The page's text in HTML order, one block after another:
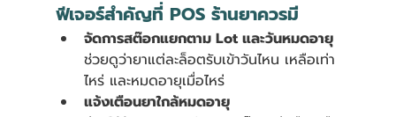
ฟีเจอร์สำคัญที่ POS ร้านยาควรมี
จัดการสต๊อกแยกตาม Lot และวันหมดอายุ
ช่วยดูว่ายาแต่ละล็อตรับเข้าวันไหน เหลือเท่า
ไหร่ และหมดอายุเมื่อไหร่
แจ้งเตือนยาใกล้หมดอายุ